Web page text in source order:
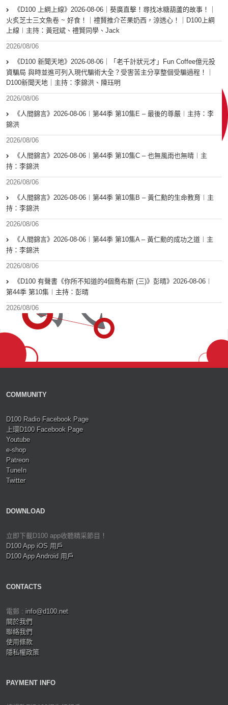
《D100 上綱上線》2026-08-06｜葵廣直擊！尋找冰糖葫蘆的故事！｜
火炙芝士三文魚卷 ~ 好食！｜禮賢推介芒果奶西，涼透心！｜D100上綱
上線︱主持：黃冠斌、禮賢同學、Jack
2026/08/06
《D100 新聞天地》2026-08-06｜「老千計狀元才」Fun Coffee億元投
資騙局 與時並進可列入現代騙術大全？受害苦主分享整個受騙過程！｜
D100新聞天地｜主持：李錦洪、陳珏明
2026/08/06
《人間錦言》2026-08-06︱第44季 第10集E – 最後的尊嚴︱主持：李
錦洪
2026/08/06
《人間錦言》2026-08-06︱第44季 第10集C – 也無風雨也無晴︱主
持：李錦洪
2026/08/06
《人間錦言》2026-08-06︱第44季 第10集B – 黃仁勳的生命教育︱主
持：李錦洪
2026/08/06
《人間錦言》2026-08-06︱第44季 第10集A – 黃仁勳的成功之道︱主
持：李錦洪
2026/08/06
《D100 有聲書《你所不知道的4個喬布斯 (三)》彭晴》2026-08-06︱
第44季 第10集︱主持：彭晴
2026/08/06
COMMUNITY
D100 Radio Facebook Page
上環D100 Facebook Page
Youtube
e-shop
Patreon
TuneIn
Twitter
DOWNLOAD
立即下載D100 app收聽精采節目！
D100 App iOS 用戶
D100 App Android 用戶
CONTACTS
電郵 : info@d100.net
關於我們
聯絡我們
使用條款
隱私權政策
PAYMENT INFO